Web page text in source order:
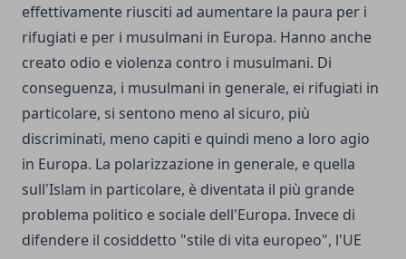
effettivamente riusciti ad aumentare la paura per i
rifugiati e per i musulmani in Europa. Hanno anche
creato odio e violenza contro i musulmani. Di
conseguenza, i musulmani in generale, ei rifugiati in
particolare, si sentono meno al sicuro, più
discriminati, meno capiti e quindi meno a loro agio
in Europa. La polarizzazione in generale, e quella
sull'Islam in particolare, è diventata il più grande
problema politico e sociale dell'Europa. Invece di
difendere il cosiddetto "stile di vita europeo", l'UE